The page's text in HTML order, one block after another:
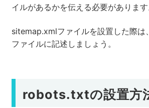
イルがあるかを伝える必要があります
sitemap.xmlファイルを設置した際
ファイルに記述しましょう。
robots.txtの設置方